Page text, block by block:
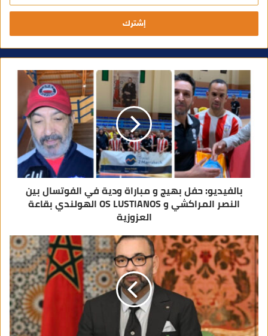
خ
ل
ر
بالفيديو: حفل بهيج و مباراة ودية في الفوتسال بين
النصر المراكشي و OS LUSTIANOS الهولندي بقاعة
العزوزية